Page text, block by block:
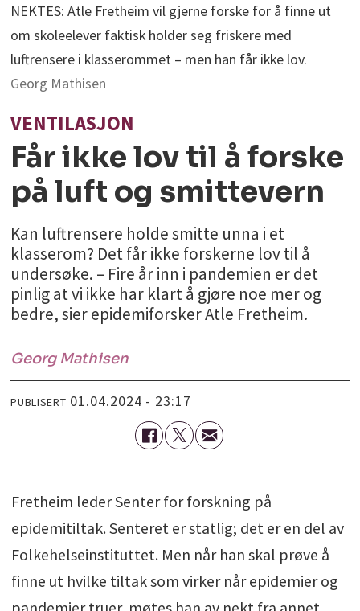
NEKTES: Atle Fretheim vil gjerne forske for å finne ut
om skoleelever faktisk holder seg friskere med
luftrensere i klasserommet – men han får ikke lov.
Georg Mathisen
VENTILASJON
Får ikke lov til å forske
på luft og smittevern
Kan luftrensere holde smitte unna i et
klasserom? Det får ikke forskerne lov til å
undersøke. – Fire år inn i pandemien er det
pinlig at vi ikke har klart å gjøre noe mer og
bedre, sier epidemiforsker Atle Fretheim.
Georg Mathisen
PUBLISERT 01.04.2024 - 23:17
Fretheim leder Senter for forskning på
epidemitiltak. Senteret er statlig; det er en del av
Folkehelseinstituttet. Men når han skal prøve å
finne ut hvilke tiltak som virker når epidemier og